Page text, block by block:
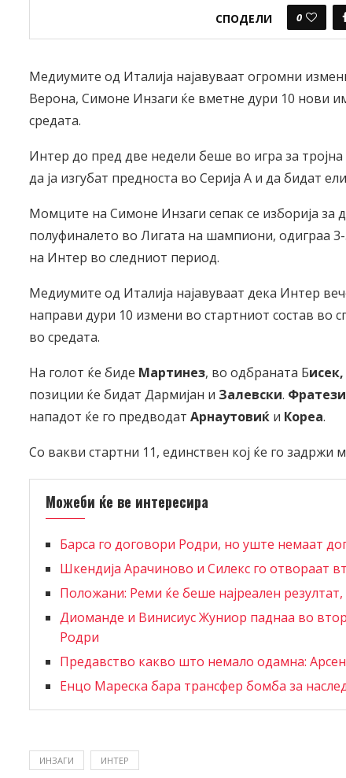
СПОДЕЛИ 0
Медиумите од Италија најавуваат огромни
Верона, Симоне Инзаги ќе вметне дури 10 нови
средата.
Интер до пред две недели беше во игра за
да ја изгубат предноста во Серија А и да бидат
Момците на Симоне Инзаги сепак се изборија за
полуфиналето во Лигата на шампиони, одиграа
на Интер во следниот период.
Медиумите од Италија најавуваат дека Интер
направи дури 10 измени во стартниот состав во
во средата.
На голот ќе биде Мартинез, во одбраната Б
позиции ќе бидат Дармијан и Залевски.
нападот ќе го предводат Арнаутовиќ и Кореа.
Со вакви стартни 11, единствен кој ќе го задржи
Можеби ќе ве интересира
Барса го договори Родри, но уште немаат
Шкендија Арачиново и Силекс го отвораат
Положани: Реми ќе беше најреален
Диоманде и Винисиус Жуниор паднаа во
Родри
Предавство какво што немало одамна:
Енцо Мареска бара трансфер бомба за
ИНЗАГИ ИНТЕР